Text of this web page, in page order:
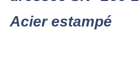
Acier estampé